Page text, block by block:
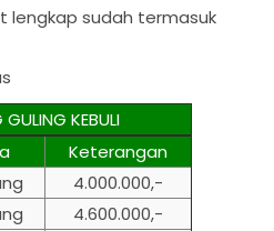
lengkap sudah termasuk
KEBULI
Keterangan
4.000.000,-
4.600.000,-